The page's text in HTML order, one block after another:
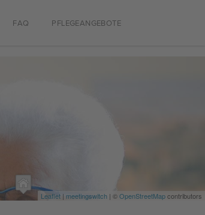
FAQ PFLEGEANGEBOTE
Leaflet | meetingswitch | ©OpenStreetMapcontributors